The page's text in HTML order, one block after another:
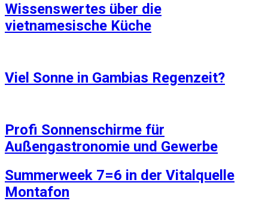
Wissenswertes über die
vietnamesische Küche
Viel Sonne in Gambias Regenzeit?
Profi Sonnenschirme für
Außengastronomie und Gewerbe
Summerweek 7=6 in der Vitalquelle
Montafon